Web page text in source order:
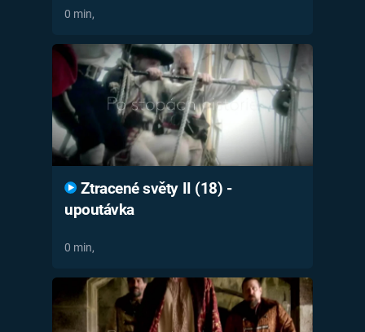
0 min,
Ztracené světy II (18) -
upoutávka
0 min,